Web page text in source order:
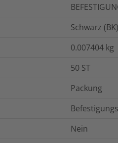
Schwarz (BK)
0.007404 kg
50 ST
Packung
Nein